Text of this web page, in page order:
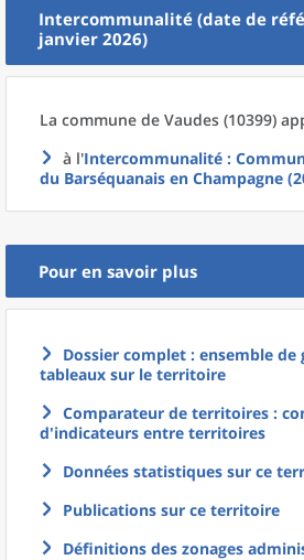
Intercommunalité (date de
janvier 2026)
La commune de Vaudes (10399)
à l'Intercommunalité :
du Barséquanais en Champagne
Pour en savoir plus
Dossier complet : ensemble de
tableaux sur le territoire
Comparateur de territoires :
d'indicateurs entre territoires
Données statistiques sur ce
Publications sur ce territoire
Définitions des zonages